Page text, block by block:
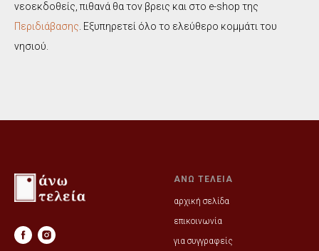
νεοεκδοθείς, πιθανά θα τον βρεις και στο e-shop της
Περιδιάβασης . Εξυπηρετεί όλο το ελεύθερο κομμάτι του
νησιού.
ΑΝΩ ΤΕΛΕΙΑ
αρχική σελίδα
επικοινωνία
για συγγραφείς